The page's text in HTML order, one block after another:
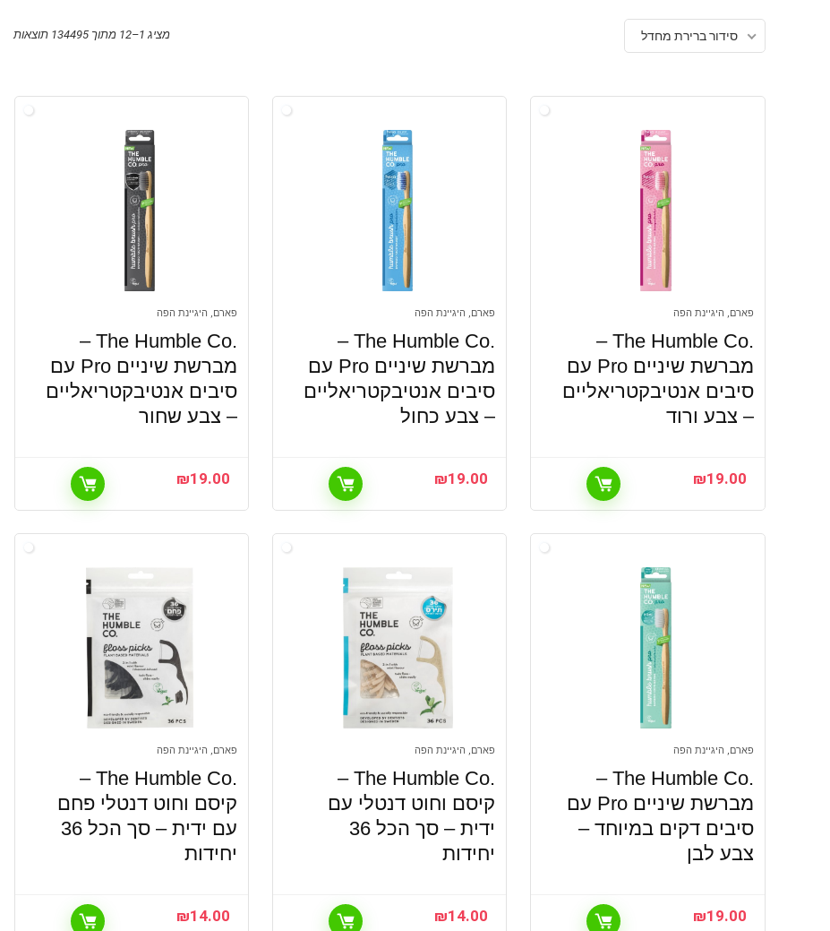
מציג 1–12 מתוך 134495 תוצאות סידור ברירת מחדל
פארם, היגיינת הפה
.The Humble Co –
מברשת שיניים Pro עם
סיבים אנטיבקטריאליים
– צבע ורוד
₪19.00
פארם, היגיינת הפה
.The Humble Co –
מברשת שיניים Pro עם
סיבים אנטיבקטריאליים
– צבע כחול
₪19.00
פארם, היגיינת הפה
.The Humble Co –
מברשת שיניים Pro עם
סיבים אנטיבקטריאליים
– צבע שחור
₪19.00
פארם, היגיינת הפה
.The Humble Co –
מברשת שיניים Pro עם
סיבים דקים במיוחד –
צבע לבן
₪19.00
פארם, היגיינת הפה
.The Humble Co –
קיסם וחוט דנטלי עם
ידית – סך הכל 36
יחידות
₪14.00
פארם, היגיינת הפה
.The Humble Co –
קיסם וחוט דנטלי פחם
עם ידית – סך הכל 36
יחידות
₪14.00